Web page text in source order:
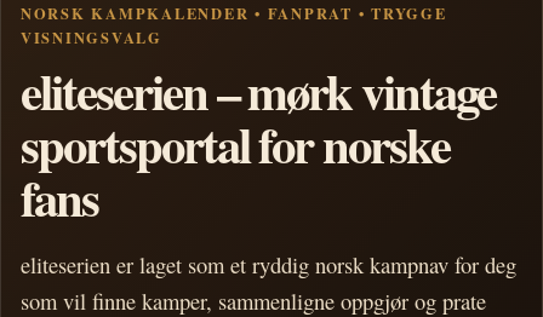
NORSK KAMPKALENDER • FANPRAT • TRYGGE
VISNINGSVALG
eliteserien – mørk vintage
sportsportal for norske
fans
eliteserien er laget som et ryddig norsk kampnav for deg
som vil finne kamper, sammenligne oppgjør og prate